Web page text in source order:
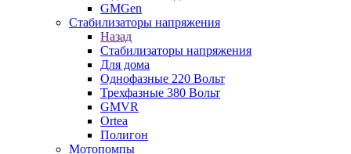
GMGen
Стабилизаторы напряжения
Назад
Стабилизаторы напряжения
Для дома
Однофазные 220 Вольт
Трехфазные 380 Вольт
GMVR
Ortea
Полигон
Мотопомпы